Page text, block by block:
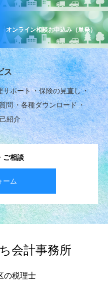
オンライン相談お申込み（単発）
ス
サポート
保険の見直し
問
各種ダウンロード
紹介
ご相談
ーム
会計事務所
の税理士